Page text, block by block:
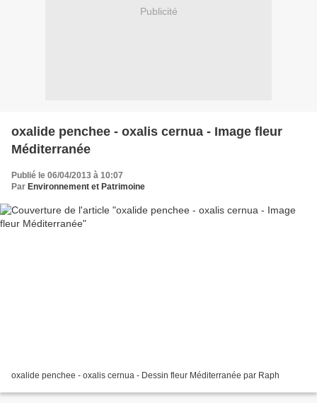
Publicité
oxalide penchee - oxalis cernua - Image fleur
Méditerranée
Publié le 06/04/2013 à 10:07
Par Environnement et Patrimoine
oxalide penchee - oxalis cernua - Dessin fleur Méditerranée par Raph